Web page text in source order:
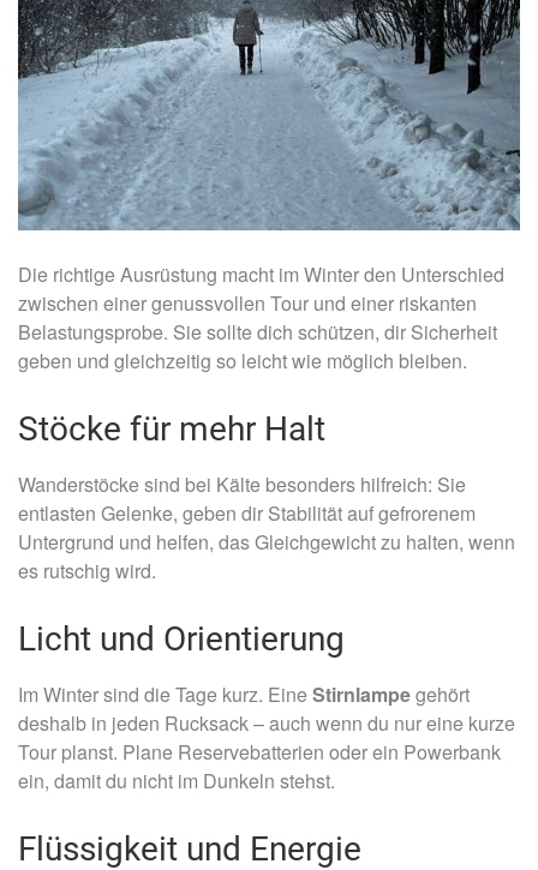
Die richtige Ausrüstung macht im Winter den Unterschied
zwischen einer genussvollen Tour und einer riskanten
Belastungsprobe. Sie sollte dich schützen, dir Sicherheit
geben und gleichzeitig so leicht wie möglich bleiben.
Stöcke für mehr Halt
Wanderstöcke sind bei Kälte besonders hilfreich: Sie
entlasten Gelenke, geben dir Stabilität auf gefrorenem
Untergrund und helfen, das Gleichgewicht zu halten, wenn
es rutschig wird.
Licht und Orientierung
Im Winter sind die Tage kurz. Eine Stirnlampegehört
deshalb in jeden Rucksack – auch wenn du nur eine kurze
Tour planst. Plane Reservebatterien oder ein Powerbank
ein, damit du nicht im Dunkeln stehst.
Flüssigkeit und Energie